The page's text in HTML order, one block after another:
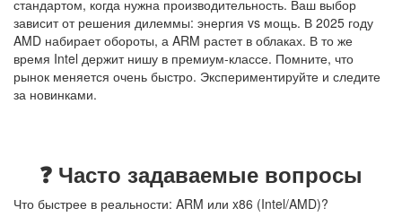
стандартом, когда нужна производительность. Ваш выбор
зависит от решения дилеммы: энергия vs мощь. В 2025 году
AMD набирает обороты, а ARM растет в облаках. В то же
время Intel держит нишу в премиум-классе. Помните, что
рынок меняется очень быстро. Экспериментируйте и следите
за новинками.
❓ Часто задаваемые вопросы
Что быстрее в реальности: ARM или x86 (Intel/AMD)?